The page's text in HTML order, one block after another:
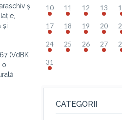
și
și
(VdBK
o
10 11 12 13
17 18 19 20
24 25 26 27
31
CATEGORII